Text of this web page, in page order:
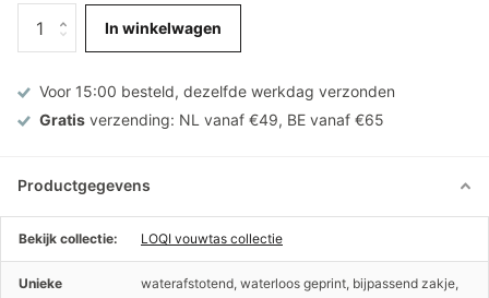
In winkelwagen
Voor 15:00 besteld, dezelfde werkdag verzonden
Gratis verzending: NL vanaf €49, BE vanaf €65
Productgegevens
Bekijk collectie: LOQI vouwtas collectie
Unieke
waterafstotend, waterloos geprint, bijpassend zakje,